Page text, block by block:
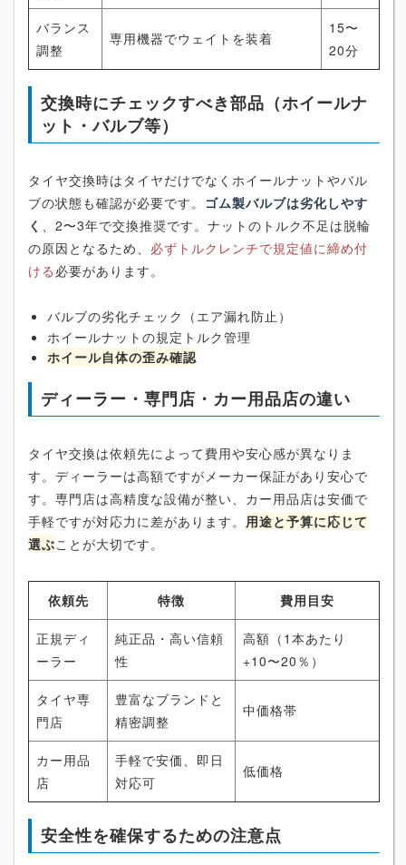
バランス
調整
専用機器でウェイトを装着
15〜
20分
交換時にチェックすべき部品（ホイールナ
ット・バルブ等）
タイヤ交換時はタイヤだけでなくホイールナットやバル
ブの状態も確認が必要です。 ゴム製バルブは劣化しやす
く 、2〜3年で交換推奨です。ナットのトルク不足は脱輪
の原因となるため、 必ずトルクレンチで規定値に締め付
ける 必要があります。
バルブの劣化チェック（エア漏れ防止）
ホイールナットの規定トルク管理
ホイール自体の歪み確認
ディーラー・専門店・カー用品店の違い
タイヤ交換は依頼先によって費用や安心感が異なりま
す。ディーラーは高額ですがメーカー保証があり安心で
す。専門店は高精度な設備が整い、カー用品店は安価で
手軽ですが対応力に差があります。 用途と予算に応じて
選ぶことが大切です。
依頼先 特徴 費用目安
正規ディ
ーラー
純正品・高い信頼
性
高額（1本あたり
+10〜20％）
タイヤ専
門店
豊富なブランドと
精密調整
中価格帯
カー用品
店
手軽で安価、即日
対応可
低価格
安全性を確保するための注意点